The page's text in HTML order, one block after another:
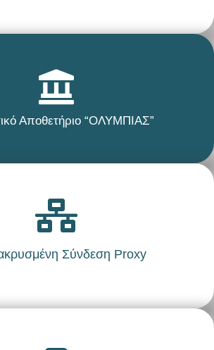
Αποθετήριο “ΟΛΥΜΠΙΑΣ”
Σύνδεση Proxy